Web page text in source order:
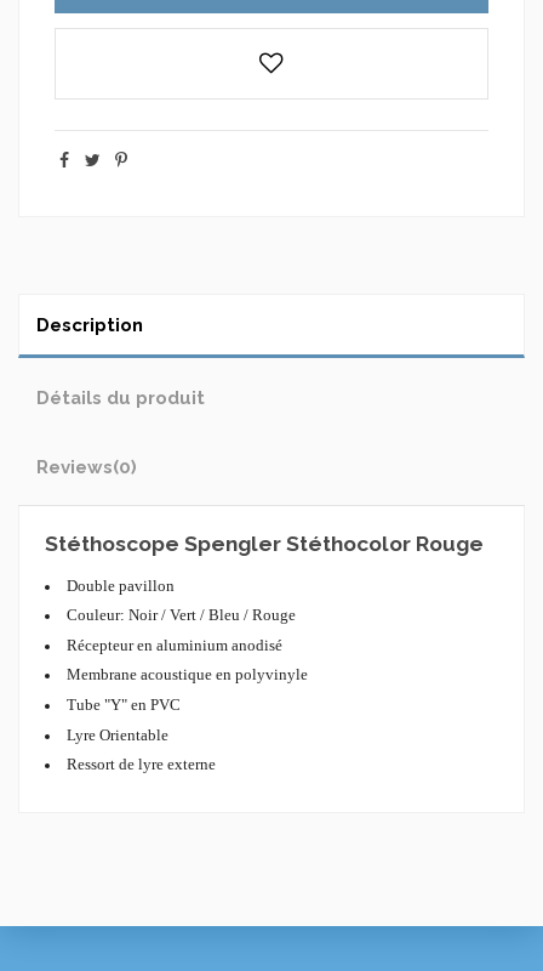
Description
Détails du produit
Reviews(0)
Stéthoscope Spengler Stéthocolor Rouge
Double pavillon
Couleur: Noir / Vert / Bleu / Rouge
Récepteur en aluminium anodisé
Membrane acoustique en polyvinyle
Tube "Y" en PVC
Lyre Orientable
Ressort de lyre externe